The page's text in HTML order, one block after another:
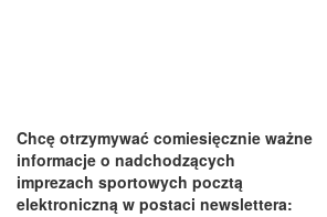
Chcę otrzymywać comiesięcznie ważne
informacje o nadchodzących
imprezach sportowych pocztą
elektroniczną w postaci newslettera: